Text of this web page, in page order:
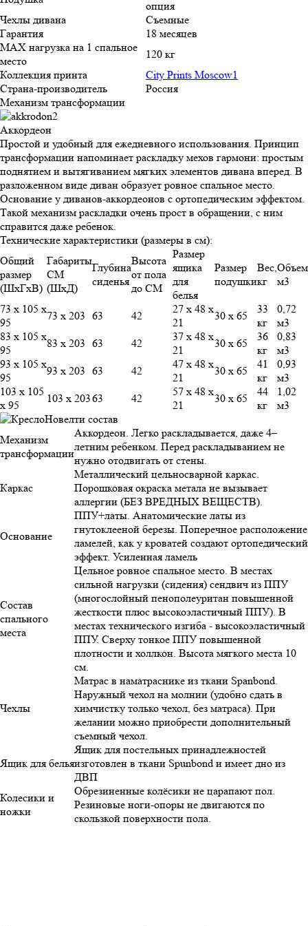
опция
Чехлы дивана
Съемные
Гарантия
18 месяцев
MAX нагрузка на 1 спальное
место
120 кг
Коллекция принта
City Prints Moscow1
Страна-производитель
Россия
Механизм трансформации
Аккордеон
Простой и удобный для ежедневного использования. Принцип
трансформации напоминает раскладку мехов гармони: простым
поднятием и вытягиванием мягких элементов дивана вперед. В
разложенном виде диван образует ровное спальное место.
Основание у диванов-аккордеонов с ортопедическим эффектом.
Такой механизм раскладки очень прост в обращении, с ним
справится даже ребенок.
Технические характеристики (размеры в см):
Общий
размер
(ШхГхВ)
Габариты
СМ
(ШхД)
Глубина
сиденья
Высота
от пола
до СМ
Размер
ящика
для
белья
Размер
подушки
Вес,
кг
Объем
м3
73 х 105 х
95
73 х 203 63 42
27 х 48 х
21
30 х 65
33
кг
0,72
м3
83 х 105 х
95
83 х 203 63 42
37 х 48 х
21
30 х 65
36
кг
0,83
м3
93 х 105 х
95
93 х 203 63 42
47 х 48 х
21
30 х 65
41
кг
0,93
м3
103 х 105
х 95
103 х 20363 42
57 х 48 х
21
30 х 65
44
кг
1,02
м3
Механизм
трансформации
Аккордеон. Легко раскладывается, даже 4–
летним ребенком. Перед раскладыванием не
нужно отодвигать от стены.
Каркас
Металлический цельносварной каркас.
Порошковая окраска метала не вызывает
аллергии (БЕЗ ВРЕДНЫХ ВЕЩЕСТВ).
Основание
ППУ+латы. Анатомические латы из
гнутоклееной березы. Поперечное расположение
ламелей, как у кроватей создают ортопедический
эффект. Усиленная ламель
Состав
спального
места
Цельное ровное спальное место. В местах
сильной нагрузки (сидения) сендвич из ППУ
(многослойный пенополеуритан повышенной
жесткости плюс высокоэластичный ППУ). В
местах технического изгиба - высокоэластичный
ППУ. Сверху тонкое ППУ повышенной
плотности и холлкон. Высота мягкого места 10
см.
Чехлы
Матрас в наматраснике из ткани Spanbond.
Наружный чехол на молнии (удобно сдать в
химчистку только чехол, без матраса). При
желании можно приобрести дополнительный
съемный чехол.
Ящик для белья
Ящик для постельных принадлежностей
изготовлен в ткани Spunbond и имеет дно из
ДВП
Колесики и
ножки
Обрезиненные колёсики не царапают пол.
Резиновые ноги-опоры не двигаются по
скользкой поверхности пола.